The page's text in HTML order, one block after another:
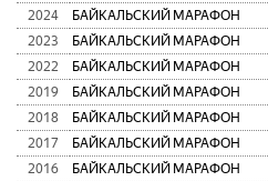
2024
БАЙКАЛЬСКИЙ МАРАФОН
2023
БАЙКАЛЬСКИЙ МАРАФОН
2022
БАЙКАЛЬСКИЙ МАРАФОН
2019
БАЙКАЛЬСКИЙ МАРАФОН
2018
БАЙКАЛЬСКИЙ МАРАФОН
2017
БАЙКАЛЬСКИЙ МАРАФОН
2016
БАЙКАЛЬСКИЙ МАРАФОН